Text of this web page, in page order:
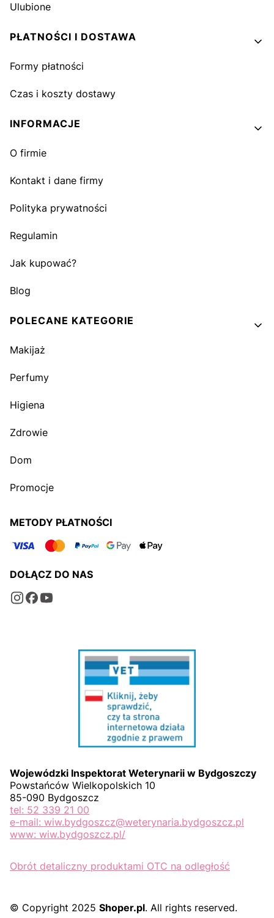
Ulubione
PŁATNOŚCI I DOSTAWA
Formy płatności
Czas i koszty dostawy
INFORMACJE
O firmie
Kontakt i dane firmy
Polityka prywatności
Regulamin
Jak kupować?
Blog
POLECANE KATEGORIE
Makijaż
Perfumy
Higiena
Zdrowie
Dom
Promocje
METODY PŁATNOŚCI
DOŁĄCZ DO NAS
Wojewódzki Inspektorat Weterynarii w Bydgoszczy
Powstańców Wielkopolskich 10
85-090 Bydgoszcz
tel: 52 339 21 00
e-mail: wiw.bydgoszcz@weterynaria.bydgoszcz.pl
www: wiw.bydgoszcz.pl/
Obrót detaliczny produktami OTC na odległość
© Copyright 2025 Shoper.pl. All rights reserved.